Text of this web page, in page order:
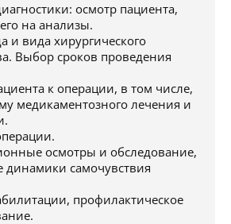
осмотр пациента,
на анализы.
и вида хирургического
Выбор сроков проведения
к операции, в том числе,
медикаментозного лечения и
осмотры и обследование,
динамики самочувствия
профилактическое